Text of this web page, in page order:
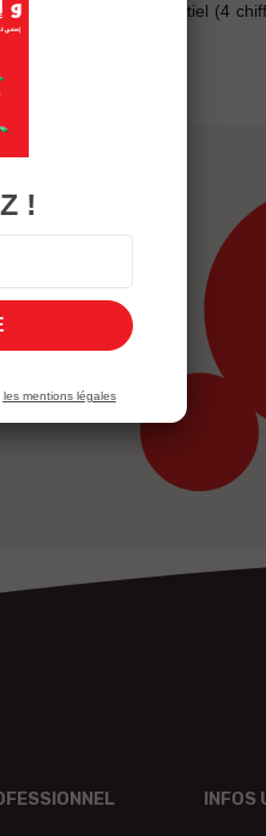
le code PIN confidentiel (4
INFOS
!
les mentions légales